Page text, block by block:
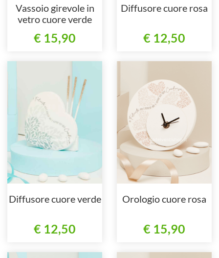
Vassoio girevole in
vetro cuore verde
€ 15,90
Diffusore cuore rosa
€ 12,50
Diffusore cuore verde
€ 12,50
Orologio cuore rosa
€ 15,90